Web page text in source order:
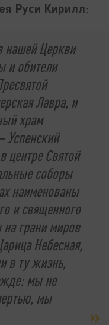
Руси Кирилл:
нашей Церкви
и обители
Лавра, и
храм
Успенский
центре Святой
соборы
наименованы
и священного
грани миров
Небесная,
в ту жизнь,
мы не
мы